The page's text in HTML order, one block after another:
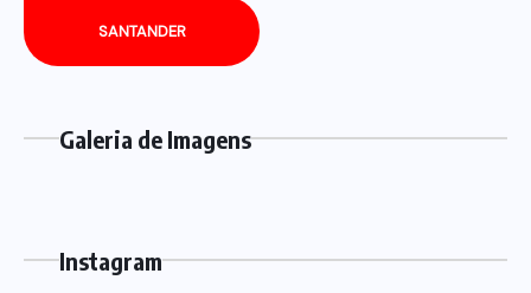
SANTANDER
Galeria de Imagens
Instagram